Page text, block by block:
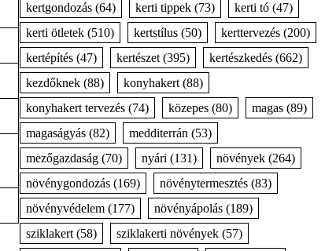
kertgondozás(64) kerti tippek(73) kerti tó(47)
kerti ötletek(510) kertstílus(50) kerttervezés(200)
kertépítés(47) kertészet(395) kertészkedés(662)
kezdőknek(88) konyhakert(88)
konyhakert tervezés(74) közepes(80) magas(89)
magaságyás(82) medditerrán (53)
mezőgazdaság(70) nyári (131) növények(264)
növénygondozás(169) növénytermesztés(83)
növényvédelem(177) növényápolás(189)
sziklakert(58) sziklakerti növények(57)